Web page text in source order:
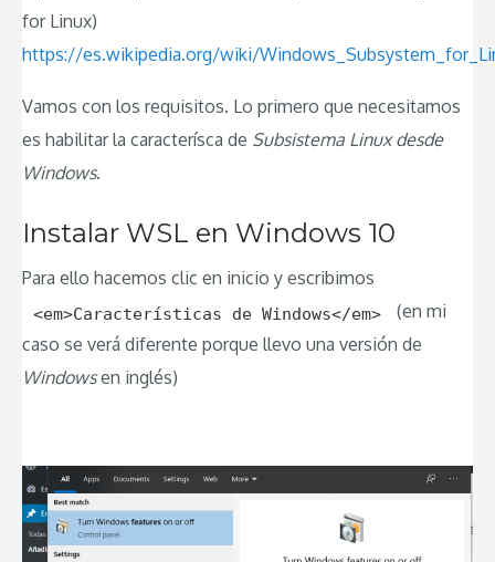
for Linux)
https://es.wikipedia.org/wiki/
Vamos con los requisitos. Lo primero que necesitamos
es habilitar la caracterísca de Subsistema Linux desde
Windows.
Instalar WSL en Windows 10
Para ello hacemos clic en inicio y escribimos
<em>Características de Windows</em>
(en mi
caso se verá diferente porque llevo una versión de
Windowsen inglés)